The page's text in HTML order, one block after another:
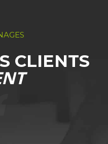
CLIENTS